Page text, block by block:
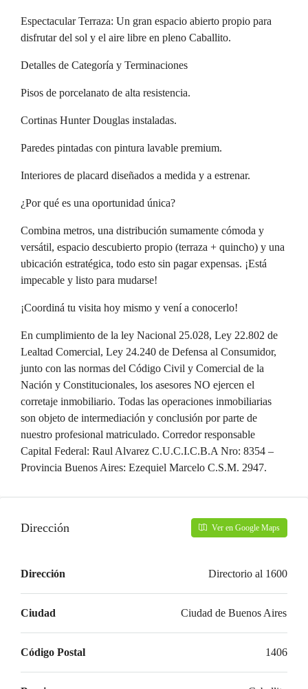
Espectacular Terraza: Un gran espacio abierto propio para
disfrutar del sol y el aire libre en pleno Caballito.
Detalles de Categoría y Terminaciones
Pisos de porcelanato de alta resistencia.
Cortinas Hunter Douglas instaladas.
Paredes pintadas con pintura lavable premium.
Interiores de placard diseñados a medida y a estrenar.
¿Por qué es una oportunidad única?
Combina metros, una distribución sumamente cómoda y
versátil, espacio descubierto propio (terraza + quincho) y una
ubicación estratégica, todo esto sin pagar expensas. ¡Está
impecable y listo para mudarse!
¡Coordiná tu visita hoy mismo y vení a conocerlo!
En cumplimiento de la ley Nacional 25.028, Ley 22.802 de
Lealtad Comercial, Ley 24.240 de Defensa al Consumidor,
junto con las normas del Código Civil y Comercial de la
Nación y Constitucionales, los asesores NO ejercen el
corretaje inmobiliario. Todas las operaciones inmobiliarias
son objeto de intermediación y conclusión por parte de
nuestro profesional matriculado. Corredor responsable
Capital Federal: Raul Alvarez C.U.C.I.C.B.A Nro: 8354 –
Provincia Buenos Aires: Ezequiel Marcelo C.S.M. 2947.
Dirección Ver en Google Maps
Dirección Directorio al 1600
Ciudad Ciudad de Buenos Aires
Código Postal 1406